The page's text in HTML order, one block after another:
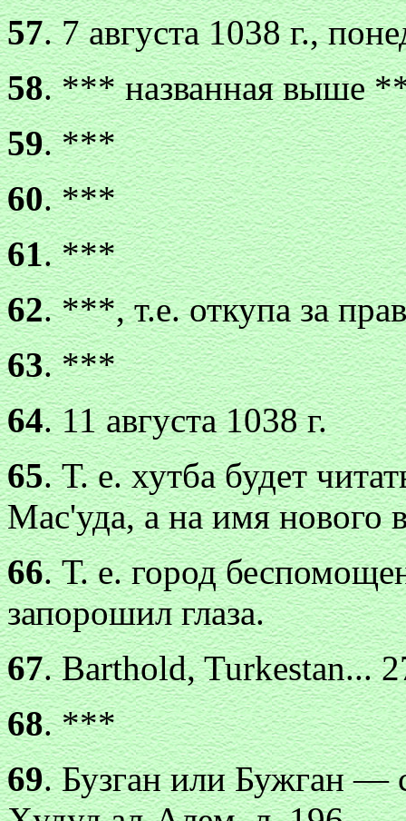
57. 7 августа 1038 г.,
58. *** названная выше
59. ***
60. ***
61. ***
62. ***, т.е. откупа за
63. ***
64. 11 августа 1038 г.
65. Т. е. хутба будет
Мас'уда, а на имя нового
66. Т. е. город
запорошил глаза.
67. Ваrthоld, Turkestan...
68. ***
69. Бузган или Бужган —